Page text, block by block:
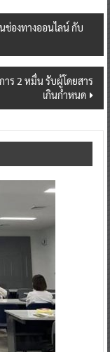
ช่องทางออนไลน์ กับ
ร 2 หมื่น รับผู้โดยสาร
เกินกำหนด